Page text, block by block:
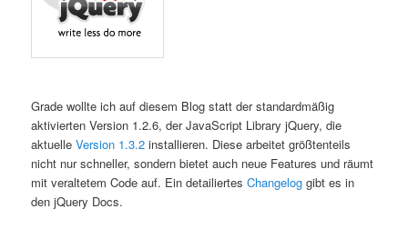
Grade wollte ich auf diesem Blog statt der standardmäßig
aktivierten Version 1.2.6, der JavaScript Library jQuery, die
aktuelleVersion 1.3.2 installieren. Diese arbeitet größtenteils
nicht nur schneller, sondern bietet auch neue Features und räumt
mit veraltetem Code auf. Ein detailiertesChangelog gibt es in
den jQuery Docs.